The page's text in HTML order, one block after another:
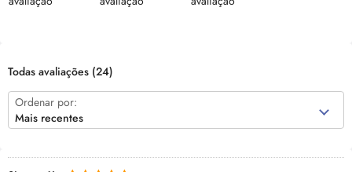
Todas avaliações (24)
Ordenar por:
Mais recentes